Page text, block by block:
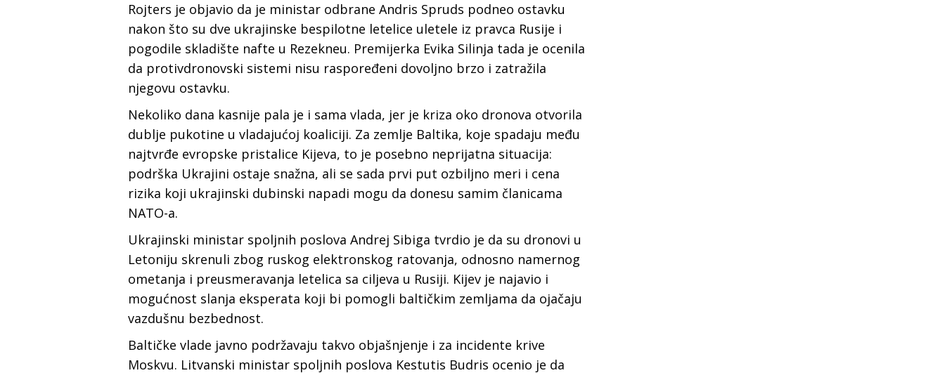
Rojters je objavio da je ministar odbrane Andris Spruds podneo ostavku
nakon što su dve ukrajinske bespilotne letelice uletele iz pravca Rusije i
pogodile skladište nafte u Rezekneu. Premijerka Evika Silinja tada je ocenila
da protivdronovski sistemi nisu raspoređeni dovoljno brzo i zatražila
njegovu ostavku.
Nekoliko dana kasnije pala je i sama vlada, jer je kriza oko dronova otvorila
dublje pukotine u vladajućoj koaliciji. Za zemlje Baltika, koje spadaju među
najtvrđe evropske pristalice Kijeva, to je posebno neprijatna situacija:
podrška Ukrajini ostaje snažna, ali se sada prvi put ozbiljno meri i cena
rizika koji ukrajinski dubinski napadi mogu da donesu samim članicama
NATO-a.
Ukrajinski ministar spoljnih poslova Andrej Sibiga tvrdio je da su dronovi u
Letoniju skrenuli zbog ruskog elektronskog ratovanja, odnosno namernog
ometanja i preusmeravanja letelica sa ciljeva u Rusiji. Kijev je najavio i
mogućnost slanja eksperata koji bi pomogli baltičkim zemljama da ojačaju
vazdušnu bezbednost.
Baltičke vlade javno podržavaju takvo objašnjenje i za incidente krive
Moskvu. Litvanski ministar spoljnih poslova Kestutis Budris ocenio je da